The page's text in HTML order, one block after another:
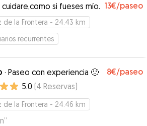
cuidare,como si fueses mío. 13€/paseo
de la Frontera - 24.43 km
recurrentes
· Paseo con experiencia 🙂 8€/paseo
5.0 (4 Reservas)
de la Frontera - 24.46 km
”